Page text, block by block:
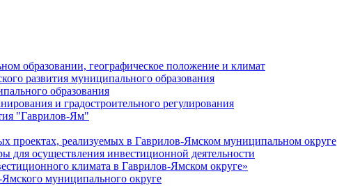
образовании, географическое положение и климат
развития муниципального образования
образования
и градостроительного регулирования
"Гаврилов-Ям"
реализуемых в Гаврилов-Ямском муниципальном округе
для осуществления инвестиционной деятельности
климата в Гаврилов-Ямском округе»
муниципального округе